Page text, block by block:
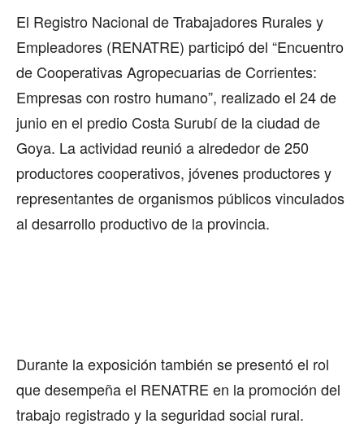
El Registro Nacional de Trabajadores Rurales y
Empleadores (RENATRE) participó del “Encuentro
de Cooperativas Agropecuarias de Corrientes:
Empresas con rostro humano”, realizado el 24 de
junio en el predio Costa Surubí de la ciudad de
Goya. La actividad reunió a alrededor de 250
productores cooperativos, jóvenes productores y
representantes de organismos públicos vinculados
al desarrollo productivo de la provincia.
Durante la exposición también se presentó el rol
que desempeña el RENATRE en la promoción del
trabajo registrado y la seguridad social rural.